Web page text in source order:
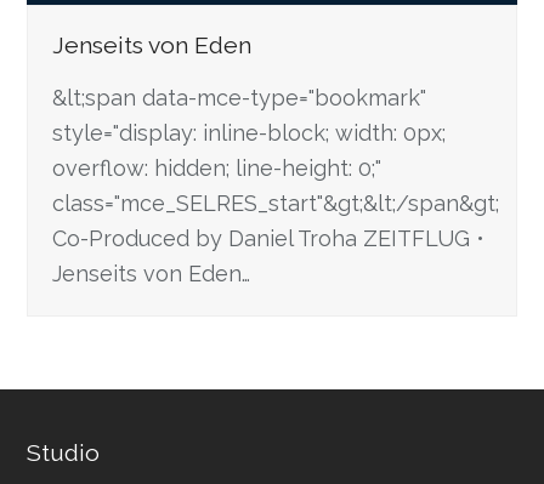
Jenseits von Eden
&lt;span data-mce-type="bookmark"
style="display: inline-block; width: 0px;
overflow: hidden; line-height: 0;"
class="mce_SELRES_start"&gt; &lt;/span&gt;
Co-Produced by Daniel Troha ZEITFLUG •
Jenseits von Eden…
Studio